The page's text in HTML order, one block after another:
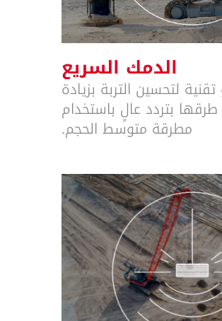
الدمك السريع
لتحسين التربة بزيادة
بتردد عالٍ باستخدام
مطرقة متوسط الحجم.
الديناميكي